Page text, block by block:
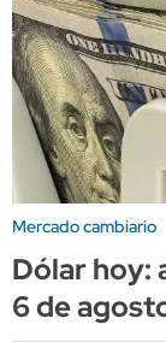
Mercado cambiario
Dólar hoy:
6 de